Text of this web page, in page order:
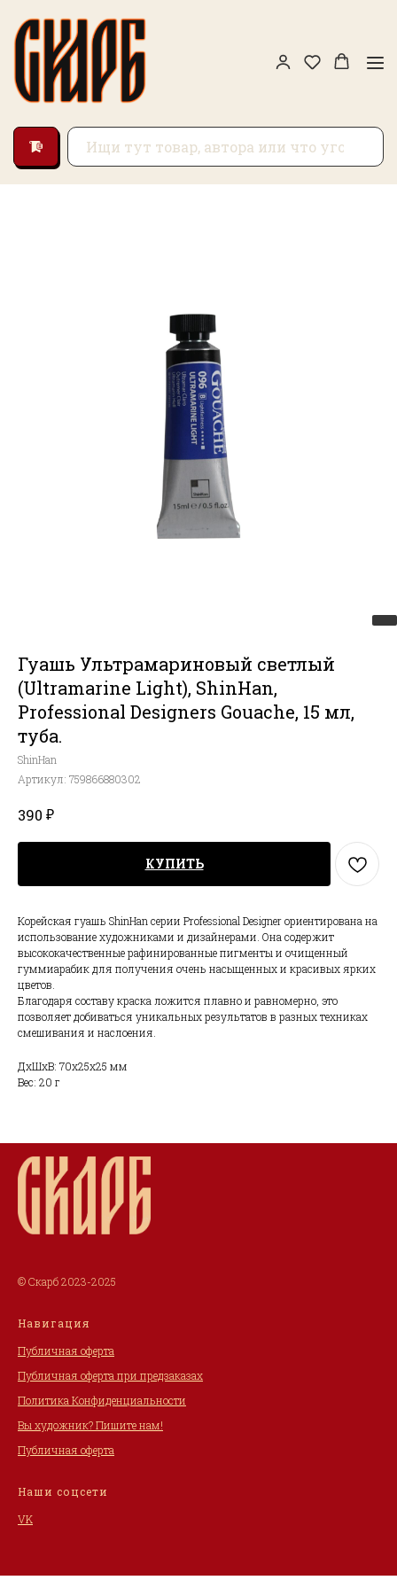
Гуашь Ультрамариновый светлый
(Ultramarine Light), ShinHan,
Professional Designers Gouache, 15 мл,
туба.
ShinHan
Артикул: 759866880302
390 ₽
КУПИТЬ
Корейская гуашь ShinHan серии Professional Designer ориентирована на
использование художниками и дизайнерами. Она содержит
высококачественные рафинированные пигменты и очищенный
гуммиарабик для получения очень насыщенных и красивых ярких
цветов.
Благодаря составу краска ложится плавно и равномерно, это
позволяет добиваться уникальных результатов в разных техниках
смешивания и наслоения.
ДxШxВ: 70x25x25 мм
Вес: 20 г
© Скарб 2023-2025
Навигация
Публичная оферта
Публичная оферта при предзаказах
Политика Конфиденциальности
Вы художник? Пишите нам!
Публичная оферта
Наши соцсети
VK